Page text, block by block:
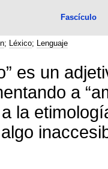
Fascículo
; Léxico; Lenguaje
es un
a
la